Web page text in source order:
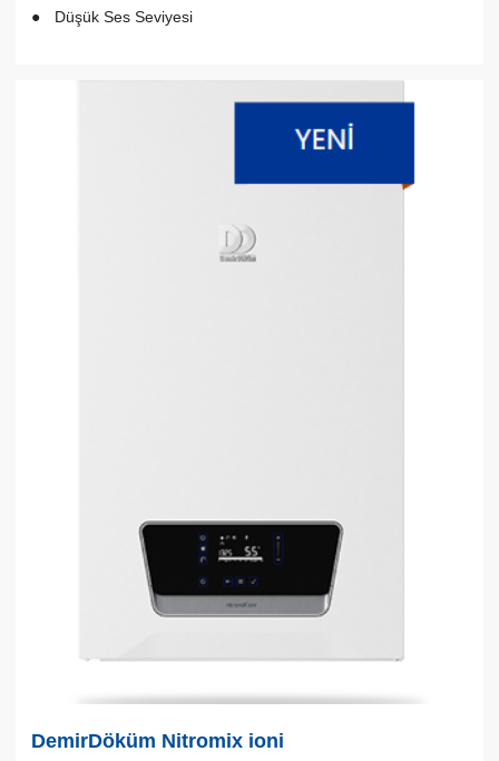
Düşük Ses Seviyesi
DemirDöküm Nitromix ioni